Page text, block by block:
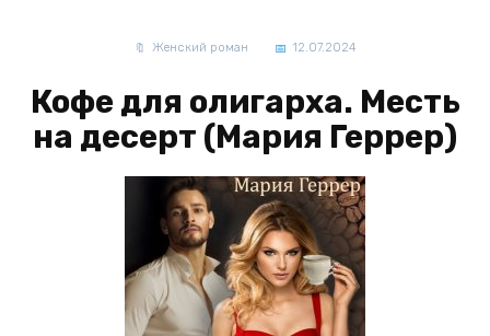
Женский роман 12.07.2024
Кофе для олигарха. Месть
на десерт (Мария Геррер)